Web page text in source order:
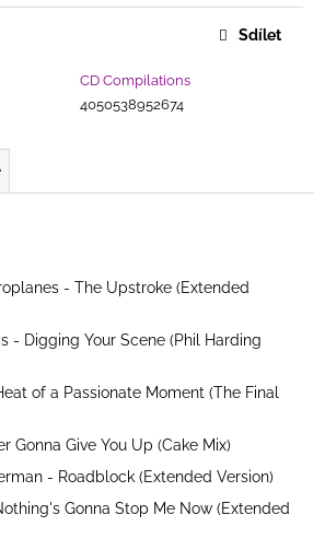
CD Compilations
4050538952674
Sdílet
- The Upstroke (Extended
- Digging Your Scene (Phil Harding
of a Passionate Moment (The Final
Gonna Give You Up (Cake Mix)
- Roadblock (Extended Version)
Gonna Stop Me Now (Extended